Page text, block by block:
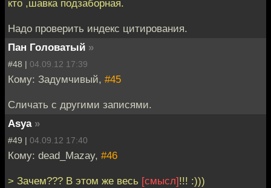
кто ,шавка подзаборная.
Надо проверить индекс цитирования.
Пан Головатый »
#48 | 04.09.12 17:39
Кому: Задумчивый, #45
Сличать с другими записями.
Asya »
#49 | 04.09.12 17:40
Кому: dead_Mazay, #46
> Зачем??? В этом же весь [смысл]!!! :)))